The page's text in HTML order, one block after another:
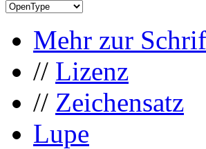
Mehr zur
// Lizenz
// Zeichensatz
Lupe